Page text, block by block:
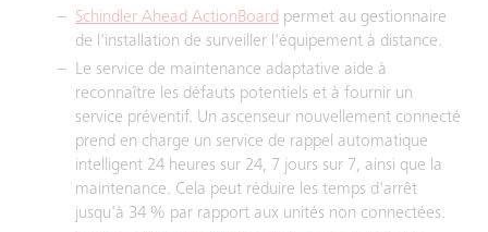
Schindler Ahead ActionBoard permet au gestionnaire
de l'installation de surveiller l'équipement à distance.
Le service de maintenance adaptative aide à
reconnaître les défauts potentiels et à fournir un
service préventif. Un ascenseur nouvellement connecté
prend en charge un service de rappel automatique
intelligent 24 heures sur 24, 7 jours sur 7, ainsi que la
maintenance. Cela peut réduire les temps d'arrêt
jusqu'à 34 % par rapport aux unités non connectées.